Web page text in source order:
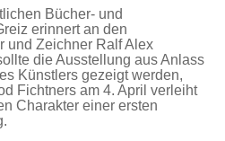
Bücher- und
erinnert an den
und Zeichner Ralf Alex
die Ausstellung aus Anlass
Künstlers gezeigt werden,
Fichtners am 4. April verleiht
Charakter einer ersten